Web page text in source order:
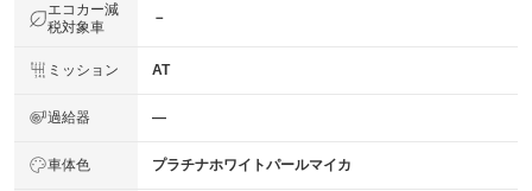
エコカー減
税対象車
－
ミッション AT
過給器 ―
車体色 プラチナホワイトパールマイカ